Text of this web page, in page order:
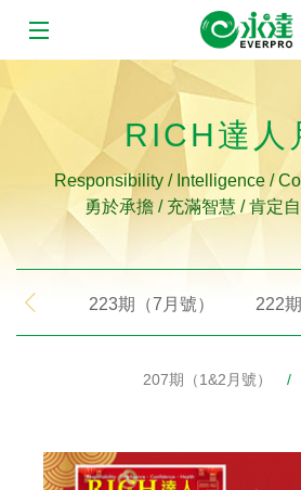
業務發展
MDRT
新聞中心
公益活動
網站連結
223期（7月號） 222
RICH達人
Responsibility / Intelligence /
勇於承擔 / 充滿智慧 / 肯定
207期（1&2月號） /